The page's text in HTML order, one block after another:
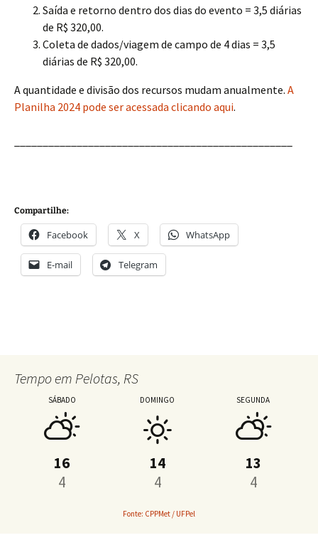
Saída e retorno dentro dos dias do evento = 3,5 diárias
de R$ 320,00.
Coleta de dados/viagem de campo de 4 dias = 3,5
diárias de R$ 320,00.
A quantidade e divisão dos recursos mudam anualmente. A
Planilha 2024 pode ser acessada clicando aqui.
Compartilhe:
Facebook X WhatsApp
E-mail Telegram
Tempo em Pelotas, RS
SÁBADO
16
4
DOMINGO
14
4
SEGUNDA
13
4
Fonte: CPPMet / UFPel